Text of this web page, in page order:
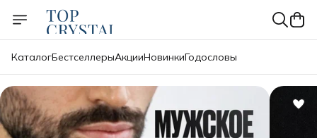
КаталогБестселлерыАкцииНовинкиГодословы